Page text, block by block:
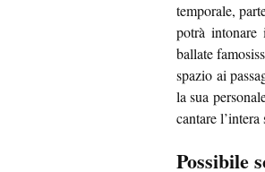
temporale,
potrà
ballate
spazio ai
la sua
cantare
Possibile